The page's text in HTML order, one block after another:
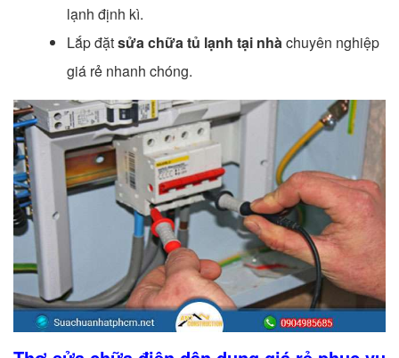
lạnh định kì.
Lắp đặtsửa chữa tủ lạnh tại nhàchuyên nghiệp
giá rẻ nhanh chóng.